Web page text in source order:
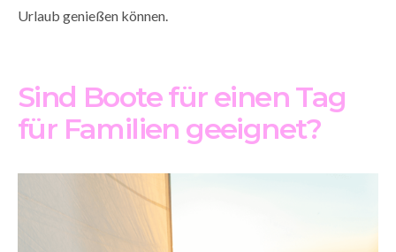
Urlaub genießen können.
Sind Boote für einen Tag
für Familien geeignet?